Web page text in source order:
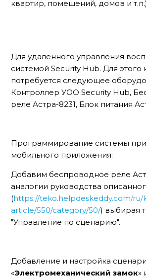
квартир, помещений, домов и т.п.)
Для удаленного управления
системой Security Hub. Для этого
потребуется следующее
Контроллер УОО Security Hub,
реле Астра-8231, Блок питания
Программирование системы
мобильного приложения:
Добавим беспроводное реле
аналогии руководства
(https://teko.helpdeskeddy.com/
article/550/category/50/) выбирая
"Управление по сценарию".
Добавление и настройка
«Электромеханический замок»